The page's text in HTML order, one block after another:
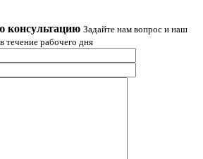
консультацию Задайте нам вопрос и наш
течение рабочего дня